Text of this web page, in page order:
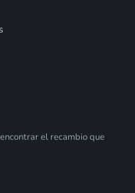
el recambio que